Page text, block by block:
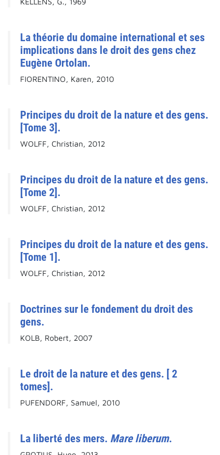
La théorie du domaine international et ses
implications dans le droit des gens chez
Eugène Ortolan.
FIORENTINO, Karen, 2010
Principes du droit de la nature et des gens.
[Tome 3].
WOLFF, Christian, 2012
Principes du droit de la nature et des gens.
[Tome 2].
WOLFF, Christian, 2012
Principes du droit de la nature et des gens.
[Tome 1].
WOLFF, Christian, 2012
Doctrines sur le fondement du droit des
gens.
KOLB, Robert, 2007
Le droit de la nature et des gens. [ 2
tomes].
PUFENDORF, Samuel, 2010
La liberté des mers. Mare liberum.